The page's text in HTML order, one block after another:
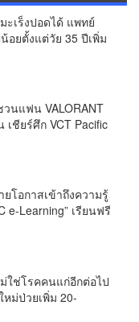
ะเร็งปอดได้ แพทย์
อยตั้งแต่วัย 35 ปีเพิ่ม
รู้ตัวเมื่อโรคลุกลาม
วนแฟน VALORANT
ชียร์ศึก VCT Pacific
ทศเกาหลีใต้ Predator
นาเมนต์
โอกาสเข้าถึงความรู้
e-Learning” เรียนฟรี
ประกาศนียบัตร ต่อย
ใช่โรคคนแก่อีกต่อไป
ม่ป่วยเพิ่ม 20-
สื่อมก่อนวัย’ จาก